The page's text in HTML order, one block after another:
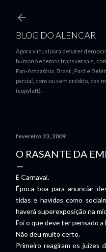
BLOG DO ALENCAR
Ágora virtual para debater
humano e temas transversais,
Pan-Amazônia, Brasil, Pará e
parcial, com ou sem crédito, das
(copyleft).
fevereiro 23, 2009
O RASANTE DA
É Carnaval.
Época boa para anunciar
tidas e havidas como
haverá superexposição na
Foi o que deve ter pensado a
Não deu muito certo.
Primeiro reagiram os juízes